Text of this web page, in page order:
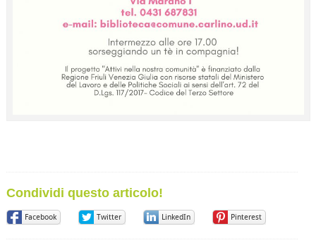
Condividi questo articolo!
Facebook Twitter LinkedIn Pinterest